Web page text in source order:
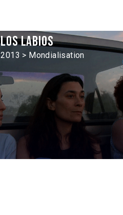
Los labios
2013 > Mondialisation